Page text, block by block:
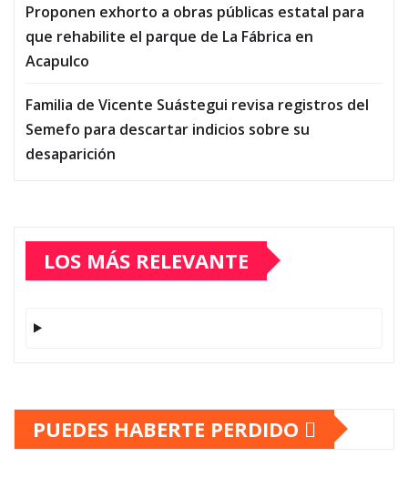
Proponen exhorto a obras públicas estatal para
que rehabilite el parque de La Fábrica en
Acapulco
Familia de Vicente Suástegui revisa registros del
Semefo para descartar indicios sobre su
desaparición
LOS MÁS RELEVANTE
PUEDES HABERTE PERDIDO